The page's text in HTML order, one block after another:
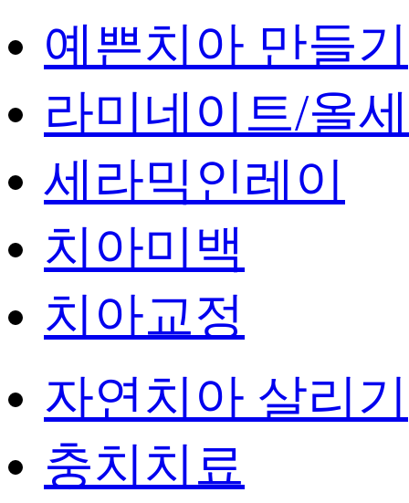
예쁜치아 만들기
라미네이트/올
세라믹인레이
치아미백
치아교정
자연치아 살리기
충치치료